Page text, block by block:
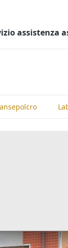
assistenza
al piano terra in